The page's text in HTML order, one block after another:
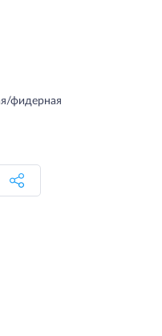
фидерная